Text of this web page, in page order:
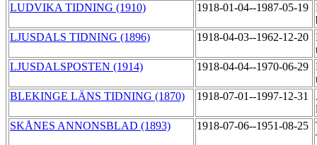
LUDVIKA TIDNING (1910)
1918-01-04--1987-05-19
LJUSDALS TIDNING (1896)
1918-04-03--1962-12-20
LJUSDALSPOSTEN (1914)
1918-04-04--1970-06-29
BLEKINGE LÄNS TIDNING (1870)
1918-07-01--1997-12-31
SKÅNES ANNONSBLAD (1893)
1918-07-06--1951-08-25